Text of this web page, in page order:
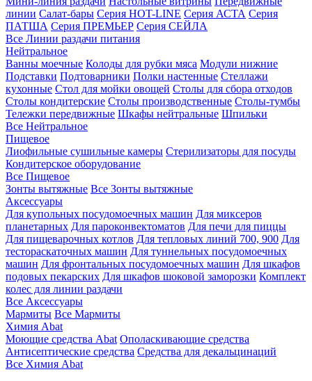
линии Салат-бары Серия HOT-LINE Серия АСТА Серия
ПАТША Серия ПРЕМЬЕР Серия СЕЙЛА
Все Линии раздачи питания
Нейтральное
Ванны моечные Колоды для рубки мяса Модули нижние
Подставки Подтоварники Полки настенные Стеллажи
кухонные Стол для мойки овощей Столы для сбора отходов
Столы кондитерские Столы производственные Столы-тумбы
Тележки передвижные Шкафы нейтральные Шпильки
Все Нейтральное
Пищевое
Лиофильные сушильные камеры Стерилизаторы для посуды
Кондитерское оборудование
Все Пищевое
Зонты вытяжные Все Зонты вытяжные
Аксессуары
Для купольных посудомоечных машин Для миксеров
планетарных Для пароконвектоматов Для печи для пиццы
Для пищеварочных котлов Для тепловых линий 700, 900 Для
тестораскаточных машин Для туннельных посудомоечных
машин Для фронтальных посудомоечных машин Для шкафов
подовых пекарских Для шкафов шоковой заморозки Комплект
колес для линии раздачи
Все Аксессуары
Мармиты Все Мармиты
Химия Abat
Моющие средства Abat Ополаскивающие средства
Антисептические средства Средства для декальцинаций
Все Химия Abat